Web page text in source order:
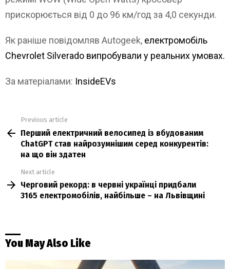
прискорюється від 0 до 96 км/год за 4,0 секунди.
Як раніше повідомляв Autogeek, електромобіль
Chevrolet Silverado випробували у реальних умовах.
За матеріалами: InsideEVs
more
Previous article
Перший електричний велосипед із вбудованим
ChatGPT став найрозумнішим серед конкурентів:
на що він здатен
Next article
Черговий рекорд: в червні українці придбали
3165 електромобілів, найбільше – на Львівщині
You May Also Like